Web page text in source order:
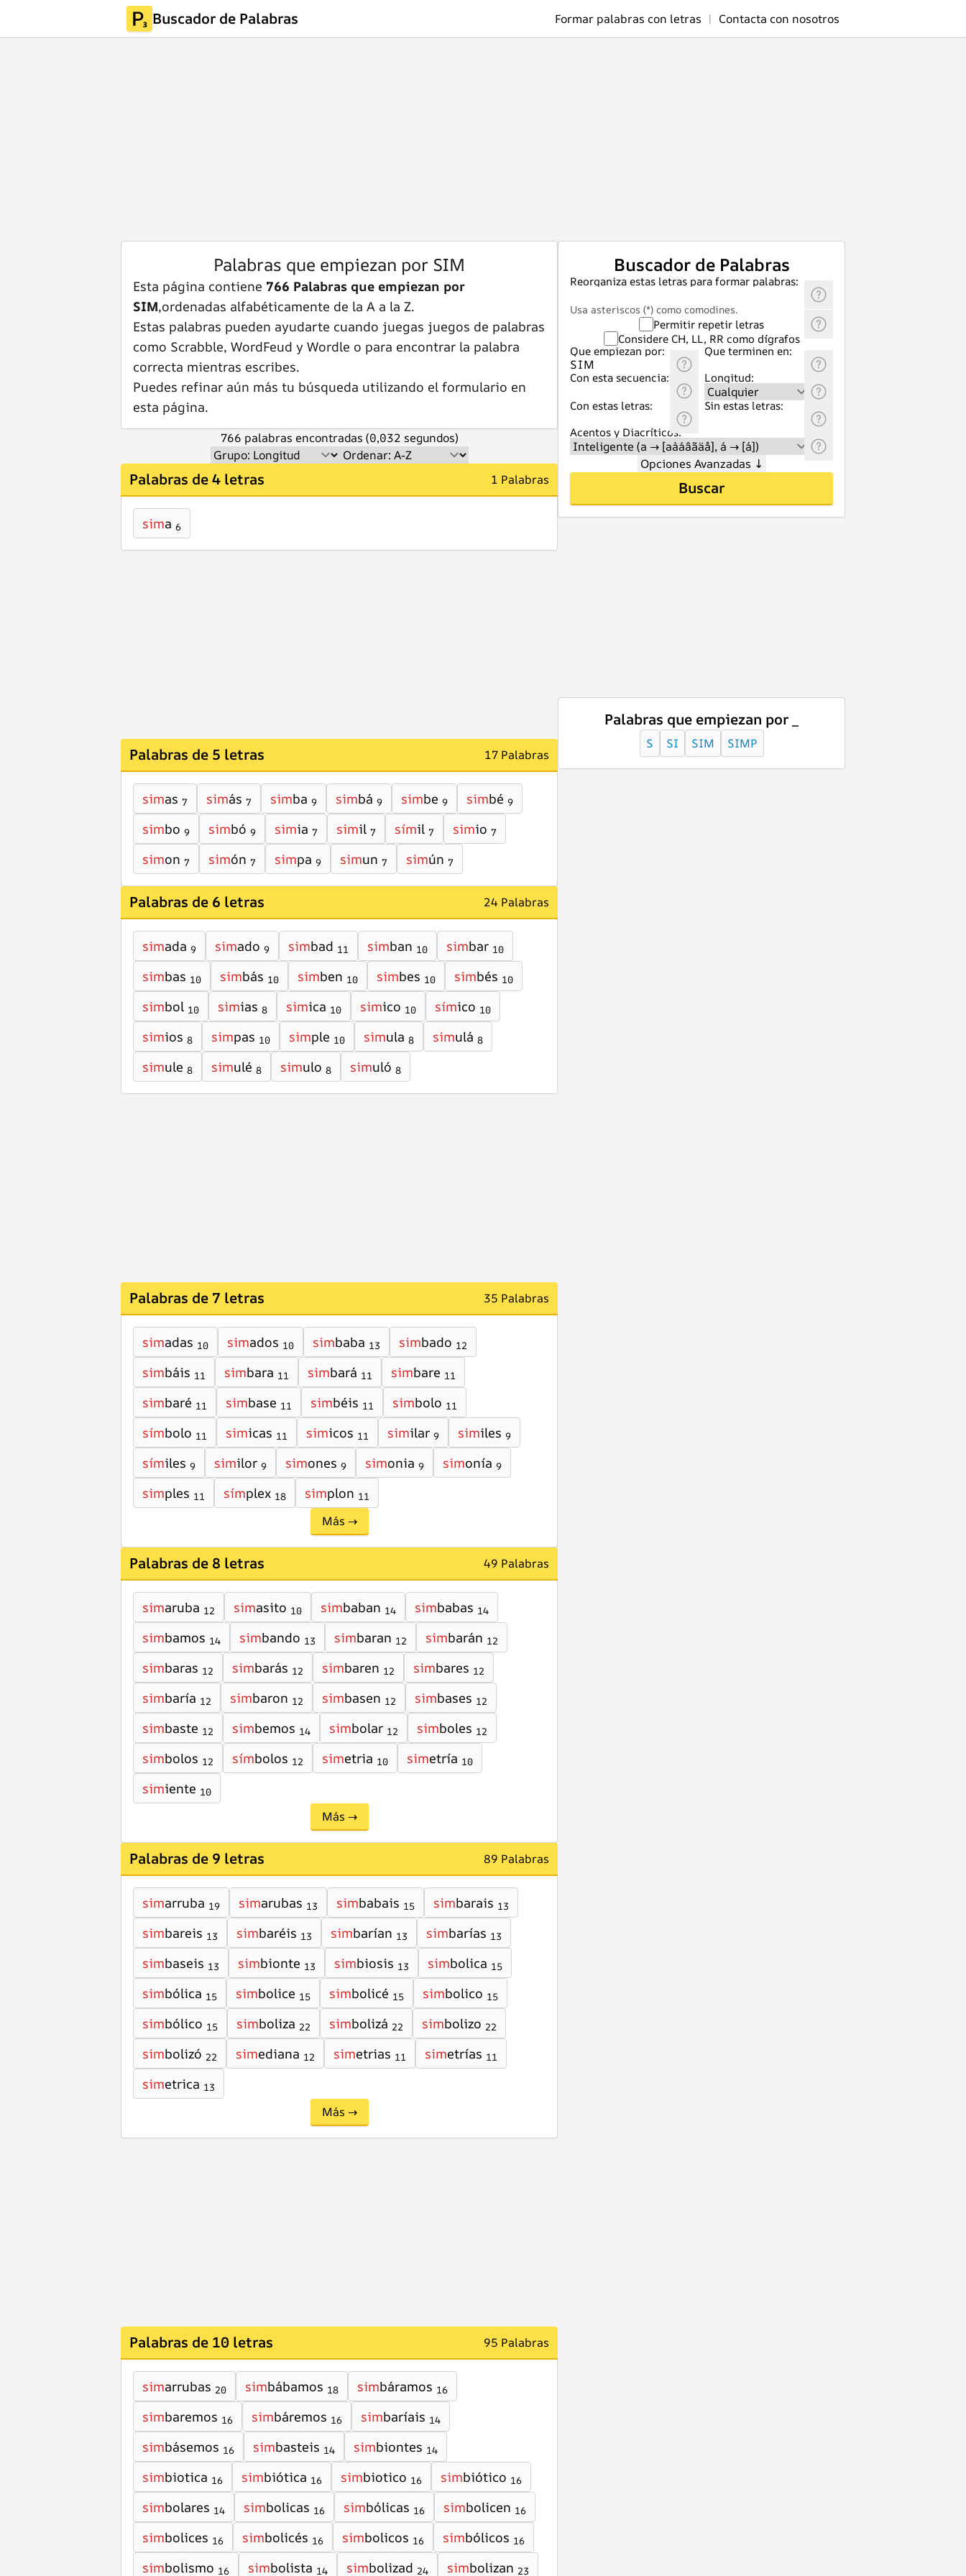
Buscador de Palabras Formar palabras con letras | Contacta con nosotros
Palabras que empiezan por SIM
Esta página contiene 766 Palabras que empiezan por
SIM,ordenadas alfabéticamente de la A a la Z.
Estas palabras pueden ayudarte cuando juegas juegos de palabras
como Scrabble, WordFeud y Wordle o para encontrar la palabra
correcta mientras escribes.
Puedes refinar aún más tu búsqueda utilizando el formulario en
esta página.
766 palabras encontradas (0,032 segundos)
Palabras de 4 letras 1 Palabras
sima 6
Palabras de 5 letras 17 Palabras
simas 7 simás 7 simba 9 simbá 9 simbe 9 simbé 9
simbo 9 simbó 9 simia 7 simil 7 símil 7 simio 7
simon 7 simón 7 simpa 9 simun 7 simún 7
Palabras de 6 letras 24 Palabras
simada 9 simado 9 simbad 11 simban 10 simbar 10
simbas 10 simbás 10 simben 10 simbes 10 simbés 10
simbol 10 simias 8 simica 10 simico 10 símico 10
simios 8 simpas 10 simple 10 simula 8 simulá 8
simule 8 simulé 8 simulo 8 simuló 8
Palabras de 7 letras 35 Palabras
simadas 10 simados 10 simbaba 13 simbado 12
simbáis 11 simbara 11 simbará 11 simbare 11
simbaré 11 simbase 11 simbéis 11 simbolo 11
símbolo 11 simicas 11 simicos 11 similar 9 similes 9
símiles 9 similor 9 simones 9 simonia 9 simonía 9
simples 11 símplex 18 simplon 11
Más →
Palabras de 8 letras 49 Palabras
simaruba 12 simasito 10 simbaban 14 simbabas 14
simbamos 14 simbando 13 simbaran 12 simbarán 12
simbaras 12 simbarás 12 simbaren 12 simbares 12
simbaría 12 simbaron 12 simbasen 12 simbases 12
simbaste 12 simbemos 14 simbolar 12 simboles 12
simbolos 12 símbolos 12 simetria 10 simetría 10
simiente 10
Más →
Palabras de 9 letras 89 Palabras
simarruba 19 simarubas 13 simbabais 15 simbarais 13
simbareis 13 simbaréis 13 simbarían 13 simbarías 13
simbaseis 13 simbionte 13 simbiosis 13 simbolica 15
simbólica 15 simbolice 15 simbolicé 15 simbolico 15
simbólico 15 simboliza 22 simbolizá 22 simbolizo 22
simbolizó 22 simediana 12 simetrias 11 simetrías 11
simetrica 13
Más →
Palabras de 10 letras 95 Palabras
simarrubas 20 simbábamos 18 simbáramos 16
simbaremos 16 simbáremos 16 simbaríais 14
simbásemos 16 simbasteis 14 simbiontes 14
simbiotica 16 simbiótica 16 simbiotico 16 simbiótico 16
simbolares 14 simbolicas 16 simbólicas 16 simbolicen 16
simbolices 16 simbolicés 16 simbolicos 16 simbólicos 16
simbolismo 16 simbolista 14 simbolizad 24 simbolizan 23
Buscador de Palabras
Reorganiza estas letras para formar palabras:
Usa asteriscos (*) como comodines.
Permitir repetir letras
Considere CH, LL, RR como dígrafos
Que empiezan por:
Que terminen en:
Con esta secuencia:
Longitud:
Con estas letras:
Sin estas letras:
Acentos y Diacríticos:
Opciones Avanzadas ↓
Buscar
Palabras que empiezan por _
S SI SIM SIMP